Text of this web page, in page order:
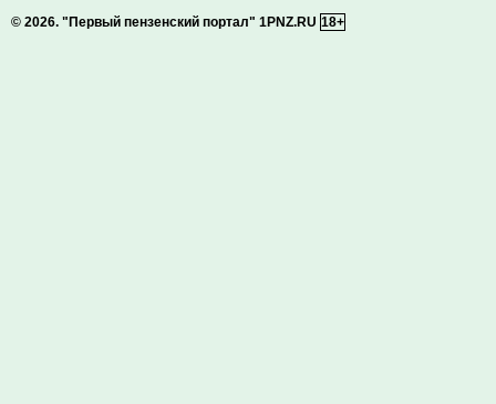
© 2026. "Первый пензенский портал" 1PNZ.RU 18+